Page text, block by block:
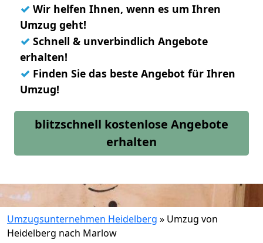
✓ Wir helfen Ihnen, wenn es um Ihren
Umzug geht!
✓ Schnell & unverbindlich Angebote
erhalten!
✓ Finden Sie das beste Angebot für Ihren
Umzug!
blitzschnell kostenlose Angebote
erhalten
Umzugsunternehmen Heidelberg » Umzug von
Heidelberg nach Marlow